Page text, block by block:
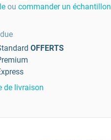
ou commander un échantillon
OFFERTS
de livraison